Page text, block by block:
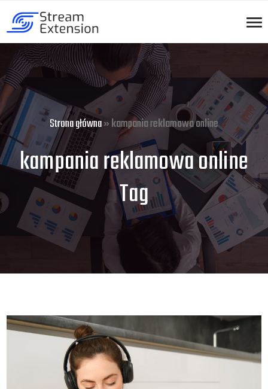
Strona główna»kampania reklamowa online
kampania reklamowa online
Tag